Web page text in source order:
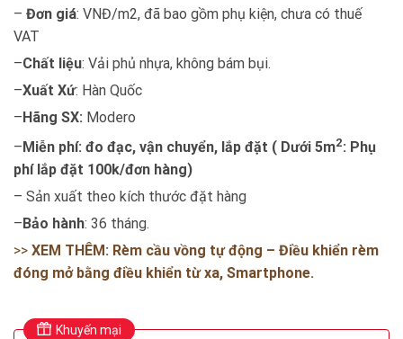
– Đơn giá: VNĐ/m2, đã bao gồm phụ kiện, chưa có thuế
VAT
–Chất liệu: Vải phủ nhựa, không bám bụi.
–Xuất Xứ: Hàn Quốc
–Hãng SX: Modero
– Miễn phí: đo đạc, vận chuyển, lắp đặt ( Dưới 5m2: Phụ
phí lắp đặt 100k/đơn hàng)
– Sản xuất theo kích thước đặt hàng
– Bảo hành: 36 tháng.
>> XEM THÊM: Rèm cầu vồng tự động – Điều khiển rèm
đóng mở bằng điều khiển từ xa, Smartphone.
Khuyến mại